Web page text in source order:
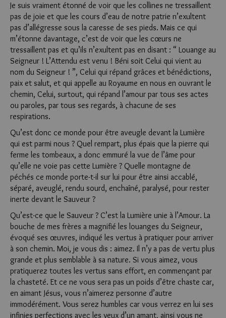
Je suis vraiment étonné de voir que les collines ne tressaillent
pas de joie et que les cours d’eau de notre patrie n’exultent
pas d’allégresse sous la caresse de ses pieds. Mais ce qui
m’étonne davantage, c’est de voir que les cœurs ne
tressaillent pas et qu’ils n’exultent pas en disant : “ Louange au
Seigneur ! L’Attendu est venu ! Béni soit Celui qui vient au
nom du Seigneur ! ”, Celui qui répand grâces et bénédictions,
paix et salut, et qui appelle au Royaume en nous en ouvrant le
chemin, Celui, surtout, qui répand l’amour par tous ses actes
ou paroles, par tous ses regards, à chacune de ses
respirations.
Qu’est donc ce monde pour être aveugle devant la Lumière
qui est parmi nous ? Quel rempart, plus épais que la pierre qui
ferme les tombeaux, a donc emmuré la vue de l’âme pour
qu’elle ne voie pas cette Lumière ? Quelle montagne de
péchés ce monde porte-t-il sur lui pour être ainsi accablé,
séparé, aveuglé, rendu sourd, enchaîné, paralysé, pour rester
inerte devant le Sauveur ?
Qu’est-ce que le Sauveur ? C’est la Lumière unie à l’Amour. La
bouche de mes frères a magnifié les louanges du Seigneur,
évoqué ses œuvres, indiqué les vertus à pratiquer pour arriver
à son chemin. Moi, je vous dis : aimez. Il n’y a pas de vertu plus
grande et plus semblable à sa nature. Si vous aimez, vous
pratiquerez toutes les vertus sans effort, en commençant par
la chasteté. Et ce ne vous sera pas un poids d’être chaste car,
en aimant Jésus, vous n’aimerez personne d’autre
immodérément. Vous serez humbles car vous verrez en lui ses
infinies perfections avec les yeux d’un amant, ainsi vous ne